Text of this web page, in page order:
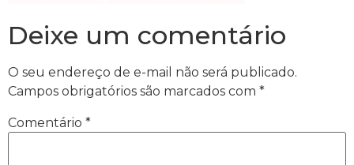
Deixe um comentário
O seu endereço de e-mail não será publicado.
Campos obrigatórios são marcados com *
Comentário *